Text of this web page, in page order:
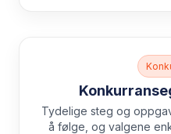
Tydelige steg og
å følge, og valgene